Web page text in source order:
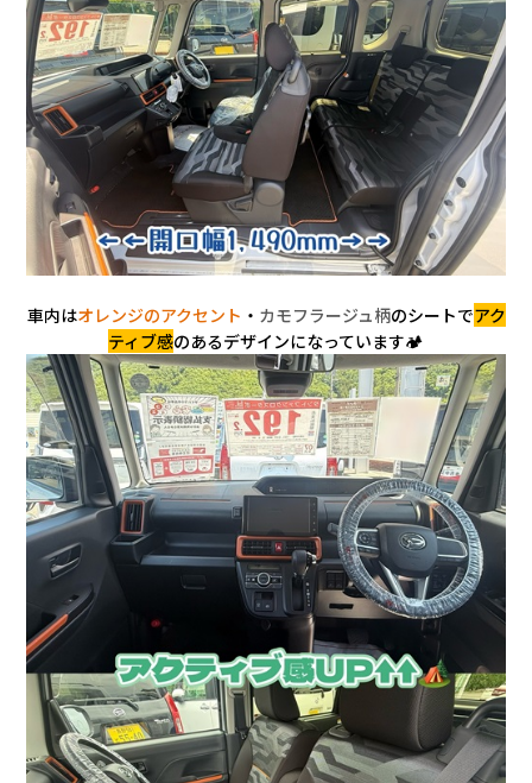
車内はオレンジのアクセント ・ カモフラージュ柄のシートでアク
ティブ感のあるデザインになっています🏕️